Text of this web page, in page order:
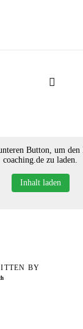
Button, um
coaching.de zu laden.
Inhalt laden
BY